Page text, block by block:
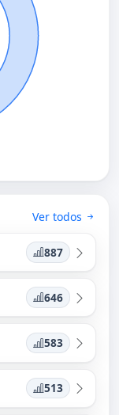
Ver todos
887
646
583
513